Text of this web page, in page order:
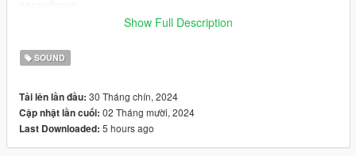
pump shotgun
carbine rifle
This is just a few of the guns.
gun i shoot in video
1 Pistol
Show Full Description
SOUND
Tải lên lần đầu: 30 Tháng chín, 2024
Cập nhật lần cuối: 02 Tháng mười, 2024
Last Downloaded: 5 hours ago